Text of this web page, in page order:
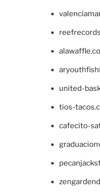
united-
tios-
cafecito-